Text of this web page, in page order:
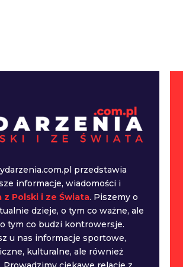
przedstawia
informacje, wiadomości i
z Polski i ze Świata. Piszemy o
dzieje, o tym co ważne, ale
tym co budzi kontrowersje.
u nas informacje sportowe,
kulturalne, ale również